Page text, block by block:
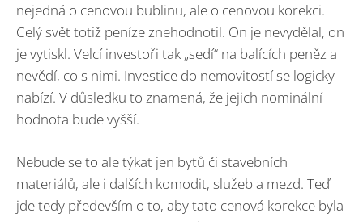
nejedná o cenovou bublinu, ale o cenovou korekci.
Celý svět totiž peníze znehodnotil. On je nevydělal, on
je vytiskl. Velcí investoři tak „sedí“ na balících peněz a
nevědí, co s nimi. Investice do nemovitostí se logicky
nabízí. V důsledku to znamená, že jejich nominální
hodnota bude vyšší.
Nebude se to ale týkat jen bytů či stavebních
materiálů, ale i dalších komodit, služeb a mezd. Teď
jde tedy především o to, aby tato cenová korekce byla